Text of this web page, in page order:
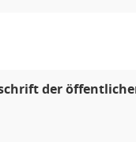
der